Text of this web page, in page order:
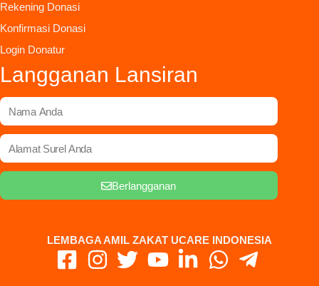
Rekening Donasi
Konfirmasi Donasi
Login Donatur
Langganan Lansiran
Berlangganan
LEMBAGA AMIL ZAKAT UCARE INDONESIA